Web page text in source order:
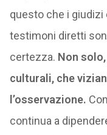
questo che i
testimoni diretti
certezza. Non
culturali, che
l’osservazione.
continua a